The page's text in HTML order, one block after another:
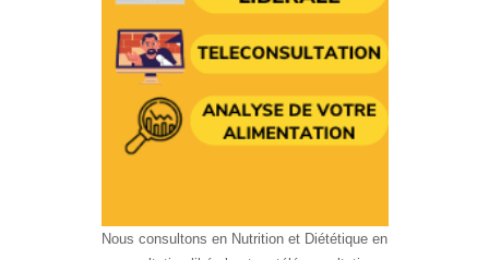
Nous consultons en Nutrition et Diététique en